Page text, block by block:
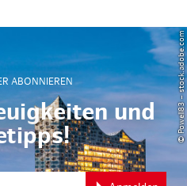
ABONNIEREN
und
© Powell83 – stock.adobe.com